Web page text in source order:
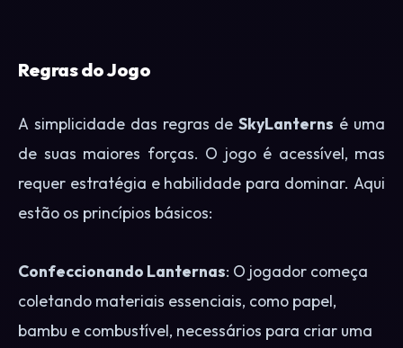
Regras do Jogo
A simplicidade das regras deSkyLanterns é uma
de suas maiores forças. O jogo é acessível, mas
requer estratégia e habilidade para dominar. Aqui
estão os princípios básicos:
Confeccionando Lanternas: O jogador começa
coletando materiais essenciais, como papel,
bambu e combustível, necessários para criar uma